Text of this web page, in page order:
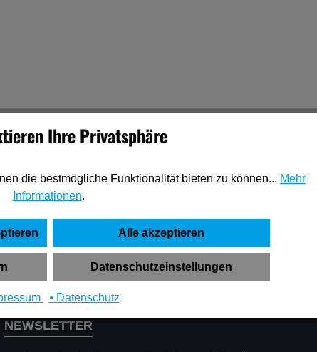
NEWSLETTER
Ihre Privatsphäre
die bestmögliche Funktionalität bieten zu können... Mehr
Informationen.
Alle akzeptieren
Datenschutzeinstellungen
⦁ Datenschutz